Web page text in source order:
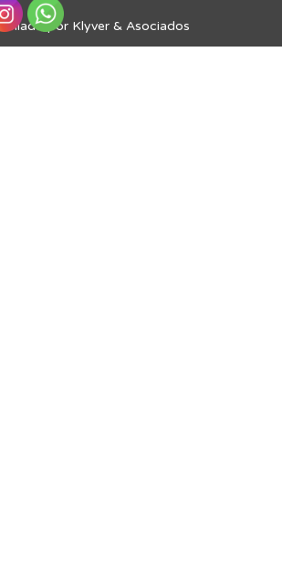
por Klyver & Asociados